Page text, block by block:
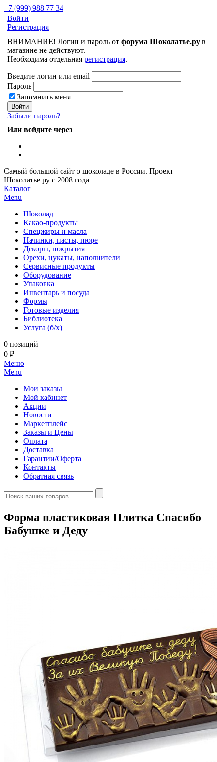
+7 (999) 988 77 34
Войти
Регистрация
ВНИМАНИЕ! Логин и пароль от форума Шоколатье.ру в
магазине не действуют.
Необходима отдельная регистрация.
Введите логин или email
Пароль
Запомнить меня
Забыли пароль?
Или войдите через
Самый большой сайт о шоколаде в России. Проект
Шоколатье.ру с 2008 года
Каталог
Menu
Шоколад
Какао-продукты
Спецжиры и масла
Начинки, пасты, пюре
Декоры, покрытия
Орехи, цукаты, наполнители
Сервисные продукты
Оборудование
Упаковка
Инвентарь и посуда
Формы
Готовые изделия
Библиотека
Услуга (б/х)
0 позиций
0 ₽
Меню
Menu
Мои заказы
Мой кабинет
Акции
Новости
Маркетплейс
Заказы и Цены
Оплата
Доставка
Гарантии/Оферта
Контакты
Обратная связь
Форма пластиковая Плитка Спасибо
Бабушке и Деду